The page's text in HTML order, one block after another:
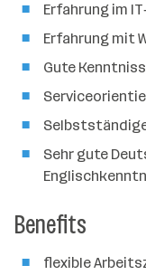
Erfahrung im
Erfahrung mit
Gute
Sehr gute
Benefits
flexible